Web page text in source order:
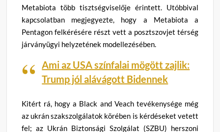
Metabiota több tisztségviselője érintett. Utóbbival
kapcsolatban megjegyezte, hogy a Metabiota a
Pentagon felkérésére részt vett a posztszovjet térség
járványügyi helyzetének modellezésében.
Ami az USA színfalai mögött zajlik:
Trump jól alávágott Bidennek
Kitért rá, hogy a Black and Veach tevékenysége még
az ukrán szakszolgálatok körében is kérdéseket vetett
fel; az Ukrán Biztonsági Szolgálat (SZBU) herszoni